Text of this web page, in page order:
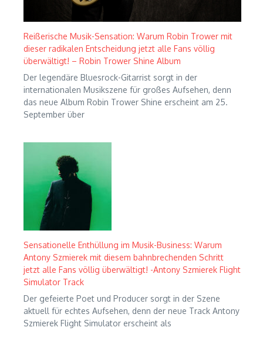
Reißerische Musik-Sensation: Warum Robin Trower mit
dieser radikalen Entscheidung jetzt alle Fans völlig
überwältigt! – Robin Trower Shine Album
Der legendäre Bluesrock-Gitarrist sorgt in der
internationalen Musikszene für großes Aufsehen, denn
das neue Album Robin Trower Shine erscheint am 25.
September über
Sensationelle Enthüllung im Musik-Business: Warum
Antony Szmierek mit diesem bahnbrechenden Schritt
jetzt alle Fans völlig überwältigt! -Antony Szmierek Flight
Simulator Track
Der gefeierte Poet und Producer sorgt in der Szene
aktuell für echtes Aufsehen, denn der neue Track Antony
Szmierek Flight Simulator erscheint als